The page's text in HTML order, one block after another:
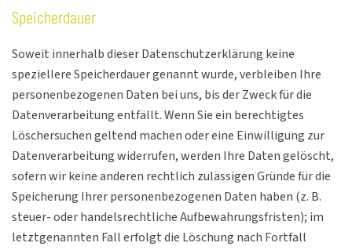
Speicherdauer
Soweit innerhalb dieser Datenschutzerklärung keine
speziellere Speicherdauer genannt wurde, verbleiben Ihre
personenbezogenen Daten bei uns, bis der Zweck für die
Datenverarbeitung entfällt. Wenn Sie ein berechtigtes
Löschersuchen geltend machen oder eine Einwilligung zur
Datenverarbeitung widerrufen, werden Ihre Daten gelöscht,
sofern wir keine anderen rechtlich zulässigen Gründe für die
Speicherung Ihrer personenbezogenen Daten haben (z. B.
steuer- oder handelsrechtliche Aufbewahrungsfristen); im
letztgenannten Fall erfolgt die Löschung nach Fortfall